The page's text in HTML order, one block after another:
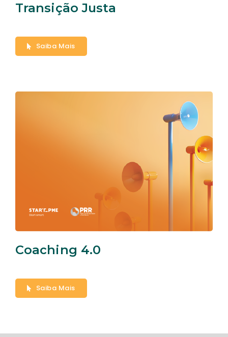
Transição Justa
Saiba Mais
Coaching 4.0
Saiba Mais